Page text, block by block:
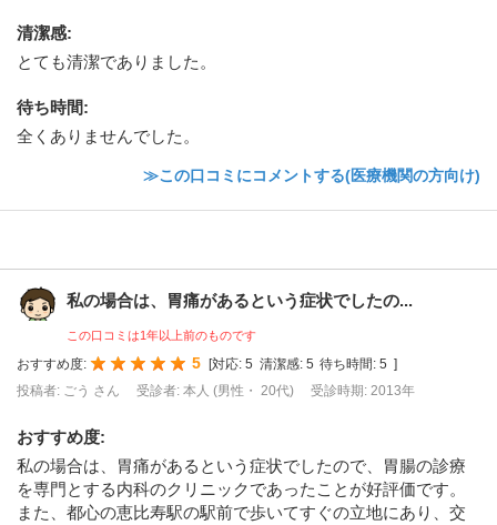
清潔感:
とても清潔でありました。
待ち時間:
全くありませんでした。
≫この口コミにコメントする(医療機関の方向け)
私の場合は、胃痛があるという症状でしたの...
この口コミは1年以上前のものです
おすすめ度: 5 対応: 5 清潔感: 5 待ち時間: 5
投稿者: ごう さん
受診者: 本人 (男性・ 20代) 受診時期: 2013年
おすすめ度:
私の場合は、胃痛があるという症状でしたので、胃腸の診療
を専門とする内科のクリニックであったことが好評価です。
また、都心の恵比寿駅の駅前で歩いてすぐの立地にあり、交